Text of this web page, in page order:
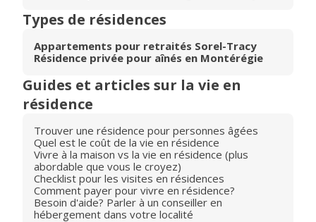
Types de résidences
Appartements pour retraités Sorel-Tracy
Résidence privée pour aînés en Montérégie
Guides et articles sur la vie en
résidence
Trouver une résidence pour personnes âgées
Quel est le coût de la vie en résidence
Vivre à la maison vs la vie en résidence (plus
abordable que vous le croyez)
Checklist pour les visites en résidences
Comment payer pour vivre en résidence?
Besoin d'aide? Parler à un conseiller en
hébergement dans votre localité